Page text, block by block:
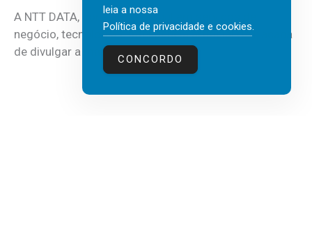
A NTT DATA, consultora global em serviços de
negócio, tecnologia e inteligência artificial (IA), acaba
de divulgar a mais recente...
leia a nossa
Política de privacidade e cookies.
CONCORDO